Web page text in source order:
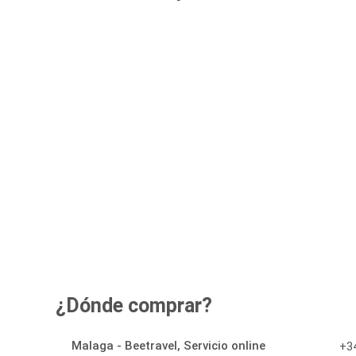
¿Dónde comprar?
Malaga - Beetravel, Servicio online